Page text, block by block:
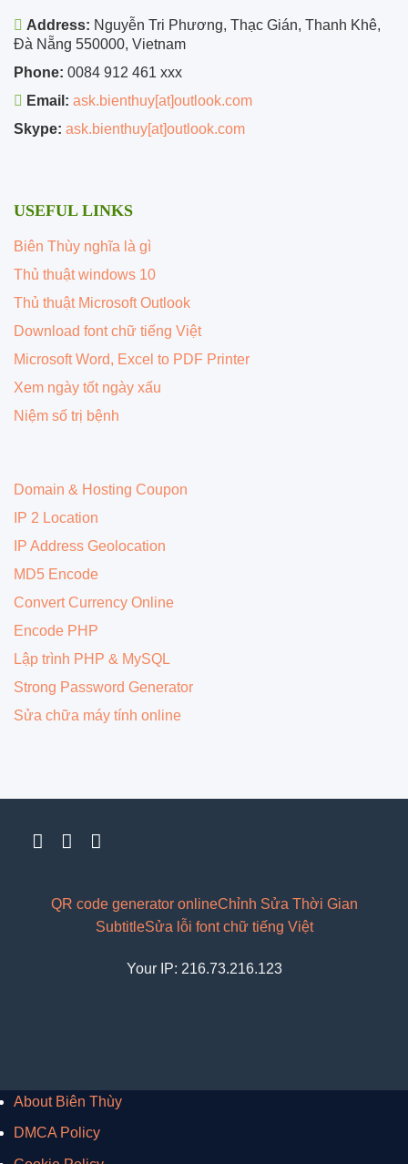
Address: Nguyễn Tri Phương, Thạc Gián, Thanh Khê,
Đà Nẵng 550000, Vietnam
Phone: 0084 912 461 xxx
Email: ask.bienthuy[at]outlook.com
Skype: ask.bienthuy[at]outlook.com
USEFUL LINKS
Biên Thùy nghĩa là gì
Thủ thuật windows 10
Thủ thuật Microsoft Outlook
Download font chữ tiếng Việt
Microsoft Word, Excel to PDF Printer
Xem ngày tốt ngày xấu
Niệm số trị bệnh
Domain & Hosting Coupon
IP 2 Location
IP Address Geolocation
MD5 Encode
Convert Currency Online
Encode PHP
Lập trình PHP & MySQL
Strong Password Generator
Sửa chữa máy tính online
QR code generator onlineChỉnh Sửa Thời Gian
SubtitleSửa lỗi font chữ tiếng Việt
Your IP: 216.73.216.123
About Biên Thùy
DMCA Policy